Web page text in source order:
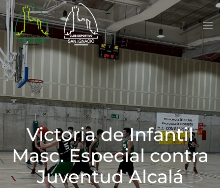
Skip to main content
Victoria de Infantil
Masc. Especial contra
Juventud Alcalá